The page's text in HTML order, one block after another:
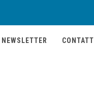
NEWSLETTER CONTATTI